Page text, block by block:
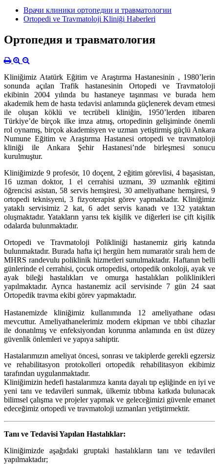
Врачи клиники ортопедии и травматологии
Ortopedi ve Travmatoloji Kliniği Haberleri
Ортопедия и травматология
Kliniğimiz Atatürk Eğitim ve Araştırma Hastanesinin , 1980’lerin
sonunda açılan Trafik hastanesinin Ortopedi ve Travmatoloji
ekibinin 2004 yılında bu hastaneye taşınması ve burada hem
akademik hem de hasta tedavisi anlamında güçlenerek devam etmesi
ile oluşan köklü ve tecrübeli kliniğin, 1950’lerden itibaren
Türkiye’de birçok ilke imza atmış, ortopedinin gelişiminde önemli
rol oynamış, birçok akademisyen ve uzman yetiştirmiş güçlü Ankara
Numune Eğitim ve Araştırma Hastanesi ortopedi ve travmatoloji
kliniği ile Ankara Şehir Hastanesi’nde birleşmesi sonucu
kurulmuştur.
Kliniğimizde 9 profesör, 10 doçent, 2 eğitim görevlisi, 4 başasistan,
16 uzman doktor, 1 el cerrahisi uzmanı, 39 uzmanlık eğitimi
öğrencisi asistan, 58 servis hemşiresi, 30 ameliyathane hemşiresi, 9
ortopedi teknisyeni, 3 fizyoterapist görev yapmaktadır. Kliniğimiz
yataklı servisimiz 2 kat, 6 adet servis kanadı ve 132 yataktan
oluşmaktadır. Yatakların yarısı tek kişilik ve diğerleri ise çift kişilik
odalarda bulunmaktadır.
Ortopedi ve Travmatoloji Polikliniği hastanemiz giriş katında
bulunmaktadır. Burada hafta içi hergün hem numaratör sıralı hem de
MHRS randevulu poliklinik hizmetleri sunulmaktadır. Haftanın belli
günlerinde el cerrahisi, çocuk ortopedisi, ortopedik onkoloji, ayak ve
ayak bileği hastalıkları ve omurga hastalıkları poliklinikleri
yapılmaktadır. Ayrıca hastanemiz acil servisinde 7 gün 24 saat
Ortopedik travma ekibi görev yapmaktadır.
Hastanemizde kliniğimiz kullanımında 12 ameliyathane odası
mevcuttur. Ameliyathanelerimiz modern ekipman ve tıbbi cihazlar
ile donatılmış ve enfeksiyondan korunma anlamında en üst düzey
güvenlik önlemleri ve yapıya sahiptir.
Hastalarımızın ameliyat öncesi, sonrası ve takiplerde gerekli egzersiz
ve rehabilitasyon protokolleri ortopedik rehabilitasyon ekibimiz
tarafından uygulanmaktadır.
Kliniğimizin hedefi hastalarımıza kanıta dayalı tıp eşliğinde en iyi ve
yeni tanı ve tedavileri sunmak, ülkemiz tıbbına katkıda bulunacak
bilimsel çalışma ve projeler yapmak ve geleceğimizi güvenle emanet
edeceğimiz ortopedi ve travmatoloji uzmanları yetiştirmektir.
Tanı ve Tedavisi Yapılan Hastalıklar:
Kliniğimizde aşağıdaki gruptaki hastalıkların tanı ve tedavileri
yapılmaktadır;